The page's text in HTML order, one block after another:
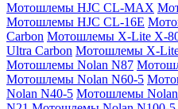
Мотошлемы HJC CL-MAX
Мотошлемы HJC CL-16E
Carbon Мотошлемы X-Lite X-
Ultra Carbon Мотошлемы X-Lite
Мотошлемы Nolan N87
Мотошлемы Nolan N60-5
Nolan N40-5 Мотошлемы